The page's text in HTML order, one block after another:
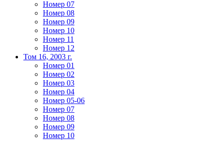
Номер 07
Номер 08
Номер 09
Номер 10
Номер 11
Номер 12
Том 16, 2003 г.
Номер 01
Номер 02
Номер 03
Номер 04
Номер 05-06
Номер 07
Номер 08
Номер 09
Номер 10